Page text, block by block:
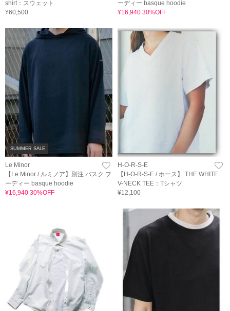
shirt：スウェット
¥60,500
ーディー basque hoodie
¥16,940 30%OFF
SUMMER SALE
Le Minor
【Le Minor / ルミノア】別注 バスク フ
ーディー basque hoodie
¥16,940 30%OFF
H-O-R-S-E
【H-O-R-S-E / ホース】 THE WHITE
V-NECK TEE：Tシャツ
¥12,100